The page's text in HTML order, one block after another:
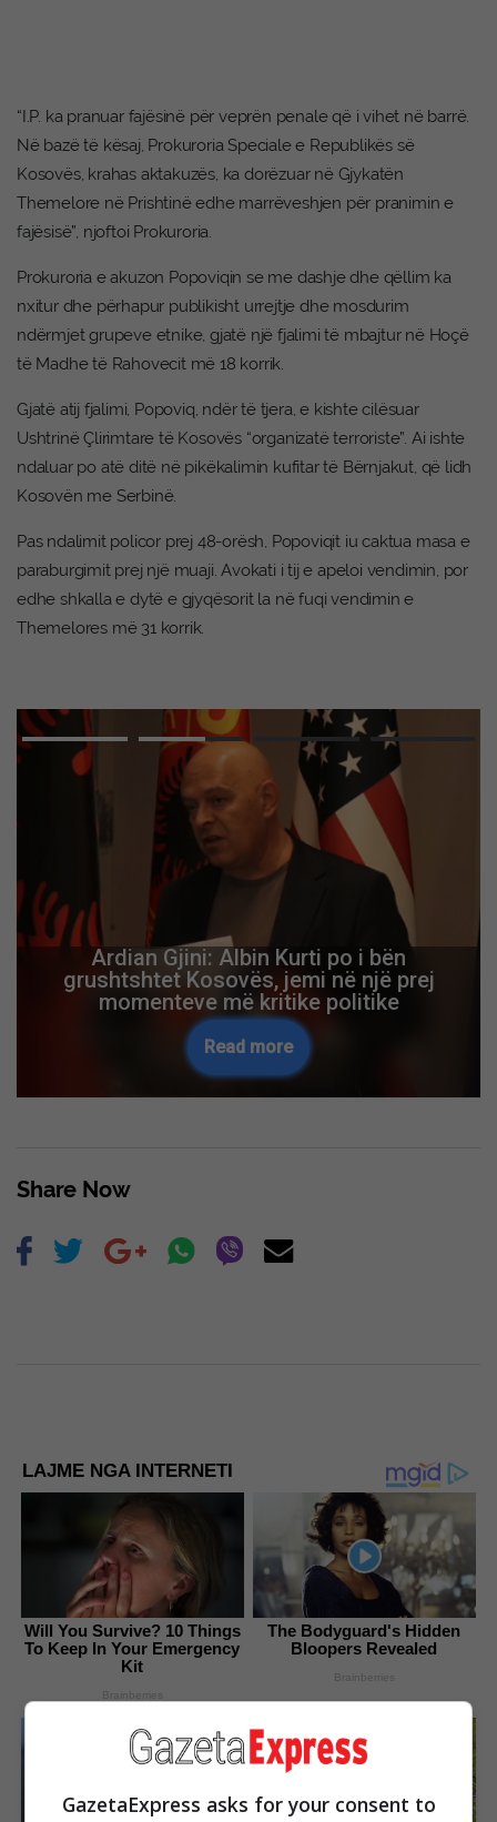
“I.P. ka pranuar fajësinë për veprën penale që i vihet në barrë.
Në bazë të kësaj, Prokuroria Speciale e Republikës së
Kosovës, krahas aktakuzës, ka dorëzuar në Gjykatën
Themelore në Prishtinë edhe marrëveshjen për pranimin e
fajësisë”, njoftoi Prokuroria.
Prokuroria e akuzon Popoviqin se me dashje dhe qëllim ka
nxitur dhe përhapur publikisht urrejtje dhe mosdurim
ndërmjet grupeve etnike, gjatë një fjalimi të mbajtur në Hoçë
të Madhe të Rahovecit më 18 korrik.
Gjatë atij fjalimi, Popoviq, ndër të tjera, e kishte cilësuar
Ushtrinë Çlirimtare të Kosovës “organizatë terroriste”. Ai ishte
ndaluar po atë ditë në pikëkalimin kufitar të Bërnjakut, që lidh
Kosovën me Serbinë.
Pas ndalimit policor prej 48-orësh, Popoviqit iu caktua masa e
paraburgimit prej një muaji. Avokati i tij e apeloi vendimin, por
edhe shkalla e dytë e gjyqësorit la në fuqi vendimin e
Themelores më 31 korrik.
Ardian Gjini: Albin Kurti po i bën
grushtshtet Kosovës, jemi në një prej
momenteve më kritike politike
Read more
Share Now
LAJME NGA INTERNETI
Will You Survive? 10 Things
To Keep In Your Emergency
Kit
Brainberries
The Bodyguard's Hidden
Bloopers Revealed
Brainberries
GazetaExpress asks for your consent to